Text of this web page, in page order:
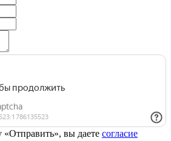
вы даете согласие